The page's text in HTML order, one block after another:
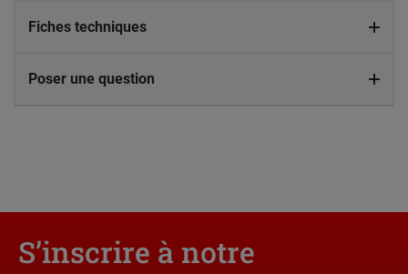
Fiches techniques
Poser une question
S’inscrire à notre